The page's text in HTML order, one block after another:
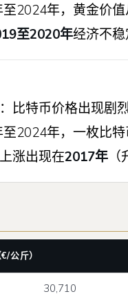
2024年，黄金价值
至2020年经济不稳
：比特币价格出现剧
2024年，一枚比
涨出现在2017年
公斤）
30,710